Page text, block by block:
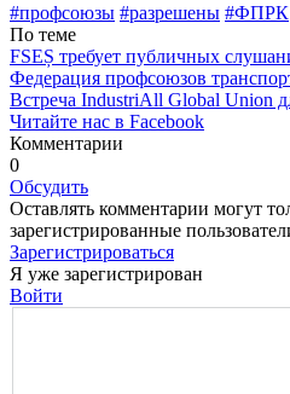
#профсоюзы #разрешены #ФПРК
По теме
FSEȘ требует публичных
Федерация профсоюзов
Встреча IndustriAll Global Union
Читайте нас в Facebook
Комментарии
0
Обсудить
Оставлять комментарии могут
зарегистрированные
Зарегистрироваться
Я уже зарегистрирован
Войти